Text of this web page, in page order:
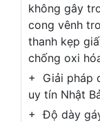
không gây
cong vênh
thanh kẹp
chống oxi
+ Giải pháp
uy tín Nhật
+ Độ dày